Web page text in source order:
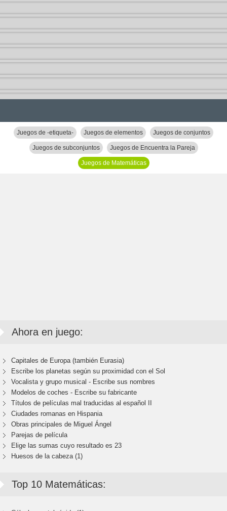
Juegos de -etiqueta- Juegos de elementos Juegos de conjuntos
Juegos de subconjuntos Juegos de Encuentra la Pareja
Juegos de Matemáticas
Ahora en juego:
Capitales de Europa (también Eurasia)
Escribe los planetas según su proximidad con el Sol
Vocalista y grupo musical - Escribe sus nombres
Modelos de coches - Escribe su fabricante
Títulos de películas mal traducidas al español II
Ciudades romanas en Hispania
Obras principales de Miguel Ángel
Parejas de película
Elige las sumas cuyo resultado es 23
Huesos de la cabeza (1)
Top 10 Matemáticas: